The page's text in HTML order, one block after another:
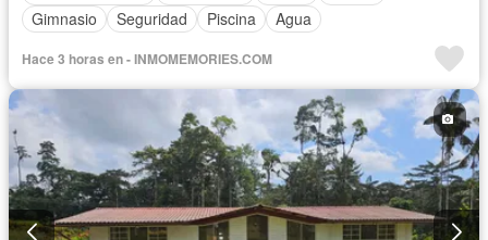
Gimnasio
Seguridad Piscina Agua
Hace 3 horas en - INMOMEMORIES.COM